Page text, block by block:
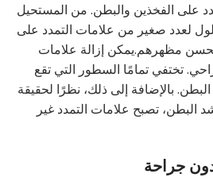
على الفخذين والبطن. من المستحيل
لعدد صغير من علامات التمدد على
مظهرهم.يمكن إزالة علامات
تختفي تمامًا السطور التي تقع
بالإضافة إلى ذلك، نظرًا لحقيقة
البطن، تصبح علامات التمدد غير
جراحة